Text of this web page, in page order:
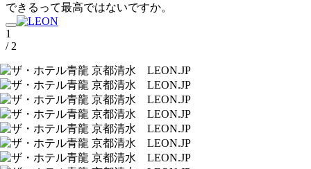
できるって最高ではないですか。
1
/ 2